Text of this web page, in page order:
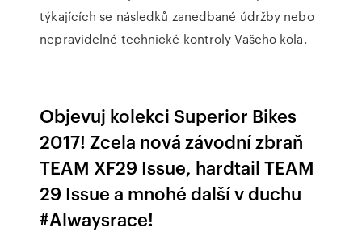
týkajících se následků zanedbané údržby nebo
nepravidelné technické kontroly Vašeho kola.
Objevuj kolekci Superior Bikes
2017! Zcela nová závodní zbraň
TEAM XF29 Issue, hardtail TEAM
29 Issue a mnohé další v duchu
#Alwaysrace!